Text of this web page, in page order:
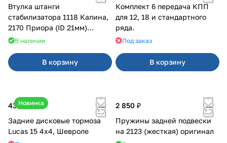
Втулка штанги
стабилизатора 1118 Калина,
2170 Приора (ID 21мм)
VTULKA (желтая) 17-01-110
В наличии
В корзину
Комплект 6 передача КПП
для 12, 18 и стандартного
ряда.
Под заказ
В корзину
Новинка
43 000 ₽
Задние дисковые тормоза
Lucas 15 4х4, Шевроле
2 850 ₽
Пружины задней подвески
на 2123 (жесткая) оригинал